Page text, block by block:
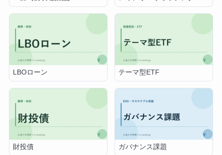
LBOローン テーマ型ETF
財投債 ガバナンス課題